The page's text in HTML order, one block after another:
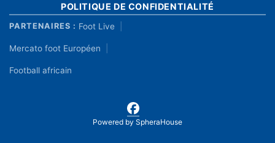
POLITIQUE DE CONFIDENTIALITÉ
PARTENAIRES : Foot Live
Mercato foot Européen
Football africain
Powered by SpheraHouse